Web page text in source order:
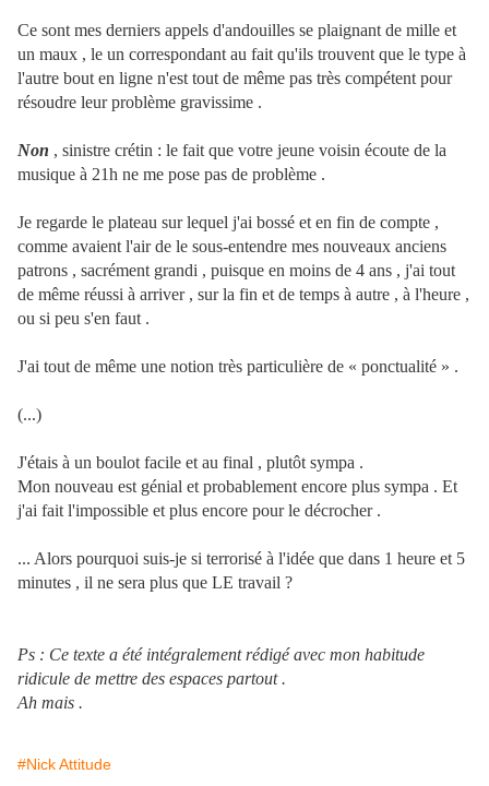
Ce sont mes derniers appels d'andouilles se plaignant de mille et
un maux , le un correspondant au fait qu'ils trouvent que le type à
l'autre bout en ligne n'est tout de même pas très compétent pour
résoudre leur problème gravissime .
Non , sinistre crétin : le fait que votre jeune voisin écoute de la
musique à 21h ne me pose pas de problème .
Je regarde le plateau sur lequel j'ai bossé et en fin de compte ,
comme avaient l'air de le sous-entendre mes nouveaux anciens
patrons , sacrément grandi , puisque en moins de 4 ans , j'ai tout
de même réussi à arriver , sur la fin et de temps à autre , à l'heure ,
ou si peu s'en faut .
J'ai tout de même une notion très particulière de « ponctualité » .
(...)
J'étais à un boulot facile et au final , plutôt sympa .
Mon nouveau est génial et probablement encore plus sympa . Et
j'ai fait l'impossible et plus encore pour le décrocher .
... Alors pourquoi suis-je si terrorisé à l'idée que dans 1 heure et 5
minutes , il ne sera plus que LE travail ?
Ps : Ce texte a été intégralement rédigé avec mon habitude
ridicule de mettre des espaces partout .
Ah mais .
#Nick Attitude